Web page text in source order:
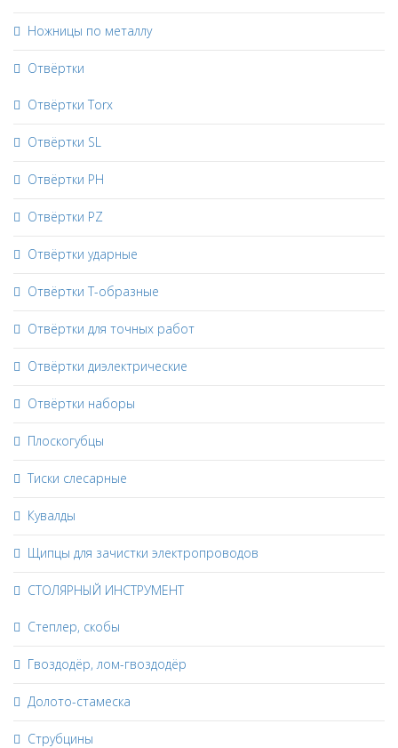
Ножницы по металлу
Отвёртки
Отвёртки Torx
Отвёртки SL
Отвёртки PH
Отвёртки PZ
Отвёртки ударные
Отвёртки Т-образные
Отвёртки для точных работ
Отвёртки диэлектрические
Отвёртки наборы
Плоскогубцы
Тиски слесарные
Кувалды
Щипцы для зачистки электропроводов
СТОЛЯРНЫЙ ИНСТРУМЕНТ
Степлер, скобы
Гвоздодёр, лом-гвоздодёр
Долото-стамеска
Струбцины